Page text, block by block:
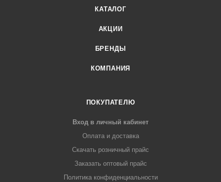
КАТАЛОГ
АКЦИИ
БРЕНДЫ
КОМПАНИЯ
ПОКУПАТЕЛЮ
Вход в личный кабинет
Оплата и доставка
Скачать розничный прайс
Заказать оптовый прайс
Политика конфиденциальности